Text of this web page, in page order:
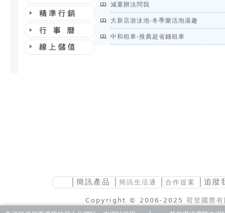
減重辦法問我
大新店游泳池-冬季樂活泡湯趣
中和租車-推薦超省錢租車
簡訊產品 簡訊生活通 合作提案 │追蹤
Copyright © 2006-2025 荷登國際